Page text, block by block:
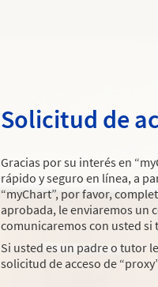
Solicitud de
Gracias por su interés en
rápido y seguro en línea, a
“myChart”, por favor,
aprobada, le enviaremos un
comunicaremos con usted
Si usted es un padre o tutor
solicitud de acceso de